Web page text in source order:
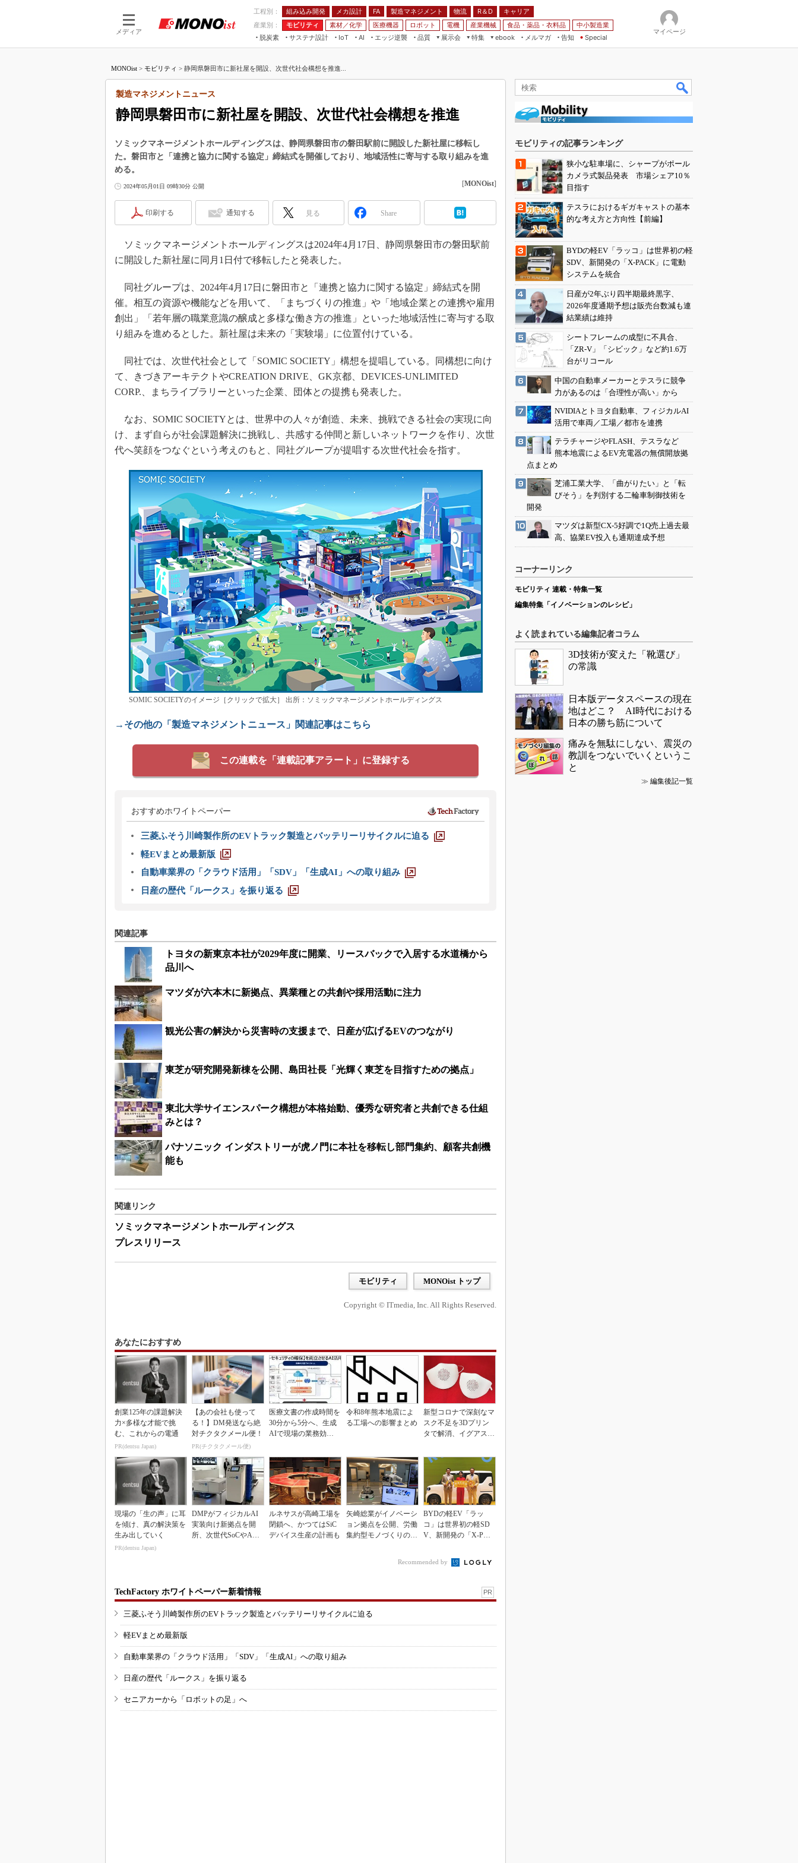
メディア
工程別： 組み込み開発 メカ設計 FA 製造マネジメント 物流 R＆D
キャリア
産業別：
モビリティ 素材／化学 医療機器 ロボット 電機 産業機械 食品・薬品・衣料品
中小製造業
脱炭素
サステナ設計
IoT
つながる工場
AI
AI×設備保全
エッジ逆襲 品質
展示会
JIMTOF
IIFES
ジャパンモビリティショー
スマート工場EXPO
EdgeTech+
日本ものづくりワールド
AUTOMOTIVE WORLD
特集
VR／AR
フィールドサービス
FPGA
組み込み画像技術
車載ソフト開発
無償設計ツール
デジタルツインとCAE
S＆OP
インダストリー4.0
製造業ビッグデータ
メイドインジャパン
植物工場
知財マネジメント
海外生産
グローバル設計・開発
制御セキュリティ
新型コロナへの対応
ebook
FA
モビリティ
素材／化学
メルマガ
告知 Special
マイページ
MONOist > モビリティ > 静岡県磐田市に新社屋を開設、次世代社会構想を推進...
静岡県磐田市に新社屋を開設、次世代社会構想を推進
製造マネジメントニュース
ソミックマネージメントホールディングスは、静岡県磐田市の磐田駅前に開設した新社屋に移転し
た。磐田市と「連携と協力に関する協定」締結式を開催しており、地域活性に寄与する取り組みを進
める。
2024年05月01日 09時30分 公開 [MONOist]
印刷する 通知する 見る Share
ソミックマネージメントホールディングスは2024年4月17日、静岡県磐田市の磐田駅前
に開設した新社屋に同月1日付で移転したと発表した。
同社グループは、2024年4月17日に磐田市と「連携と協力に関する協定」締結式を開
催。相互の資源や機能などを用いて、「まちづくりの推進」や「地域企業との連携や雇用
創出」「若年層の職業意識の醸成と多様な働き方の推進」といった地域活性に寄与する取
り組みを進めるとした。新社屋は未来の「実験場」に位置付けている。
同社では、次世代社会として「SOMIC SOCIETY」構想を提唱している。同構想に向け
て、きづきアーキテクトやCREATION DRIVE、GK京都、DEVICES-UNLIMITED
CORP.、まちライブラリーといった企業、団体との提携も発表した。
なお、SOMIC SOCIETYとは、世界中の人々が創造、未来、挑戦できる社会の実現に向
け、まず自らが社会課題解決に挑戦し、共感する仲間と新しいネットワークを作り、次世
代へ笑顔をつなぐという考えのもと、同社グループが提唱する次世代社会を指す。
SOMIC SOCIETYのイメージ［クリックで拡大］ 出所：ソミックマネージメントホールディングス
→その他の「製造マネジメントニュース」関連記事はこちら
この連載を「連載記事アラート」に登録する
おすすめホワイトペーパー
三菱ふそう川崎製作所のEVトラック製造とバッテリーリサイクルに迫る
軽EVまとめ最新版
自動車業界の「クラウド活用」「SDV」「生成AI」への取り組み
日産の歴代「ルークス」を振り返る
関連記事
トヨタの新東京本社が2029年度に開業、リースバックで入居する水道橋から
品川へ
マツダが六本木に新拠点、異業種との共創や採用活動に注力
観光公害の解決から災害時の支援まで、日産が広げるEVのつながり
東芝が研究開発新棟を公開、島田社長「光輝く東芝を目指すための拠点」
東北大学サイエンスパーク構想が本格始動、優秀な研究者と共創できる仕組
みとは？
パナソニック インダストリーが虎ノ門に本社を移転し部門集約、顧客共創機
能も
関連リンク
ソミックマネージメントホールディングス
プレスリリース
モビリティ MONOist トップ
Copyright © ITmedia, Inc. All Rights Reserved.
あなたにおすすめ
創業125年の課題解決
力×多様な才能で挑
む、これからの電通
PR(dentsu Japan)
【あの会社も使って
る！】DM発送なら絶
対チクタクメール便！
PR(チクタクメール便)
医療文書の作成時間を
30分から5分へ、生成
AIで現場の業務効率
令和8年熊本地震によ
る工場への影響まとめ
新型コロナで深刻なマ
スク不足を3Dプリン
タで解消、イグアスが
現場の「生の声」に耳
を傾け、真の解決策を
生み出していく
PR(dentsu Japan)
DMPがフィジカルAI
実装向け新拠点を開
所、次世代SoCやAM
ルネサスが高崎工場を
閉鎖へ、かつてはSiC
デバイス生産の計画も
矢崎総業がイノベーシ
ョン拠点を公開、労働
集約型モノづくりのス
BYDの軽EV「ラッ
コ」は世界初の軽SD
V、新開発の「X-PAC
Recommended by
TechFactory ホワイトペーパー新着情報 PR
三菱ふそう川崎製作所のEVトラック製造とバッテリーリサイクルに迫る
軽EVまとめ最新版
自動車業界の「クラウド活用」「SDV」「生成AI」への取り組み
日産の歴代「ルークス」を振り返る
セニアカーから「ロボットの足」へ
モビリティの記事ランキング
狭小な駐車場に、シャープがポール
カメラ式製品発表 市場シェア10％
目指す
テスラにおけるギガキャストの基本
的な考え方と方向性【前編】
BYDの軽EV「ラッコ」は世界初の軽
SDV、新開発の「X-PACK」に電動
システムを統合
日産が2年ぶり四半期最終黒字、
2026年度通期予想は販売台数減も連
結業績は維持
シートフレームの成型に不具合、
「ZR-V」「シビック」など約1.6万
台がリコール
中国の自動車メーカーとテスラに競争
力があるのは「合理性が高い」から
NVIDIAとトヨタ自動車、フィジカルAI
活用で車両／工場／都市を連携
テラチャージやFLASH、テスラなど
熊本地震によるEV充電器の無償開放拠
点まとめ
芝浦工業大学、「曲がりたい」と「転
びそう」を判別する二輪車制御技術を
開発
マツダは新型CX-5好調で1Q売上過去最
高、協業EV投入も通期達成予想
コーナーリンク
モビリティ 連載・特集一覧
編集特集「イノベーションのレシピ」
よく読まれている編集記者コラム
3D技術が変えた「靴選び」
の常識
日本版データスペースの現在
地はどこ？ AI時代における
日本の勝ち筋について
痛みを無駄にしない、震災の
教訓をつないでいくというこ
と
≫ 編集後記一覧